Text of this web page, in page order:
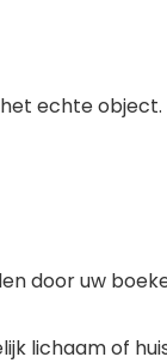
echte
door uw
lichaam of